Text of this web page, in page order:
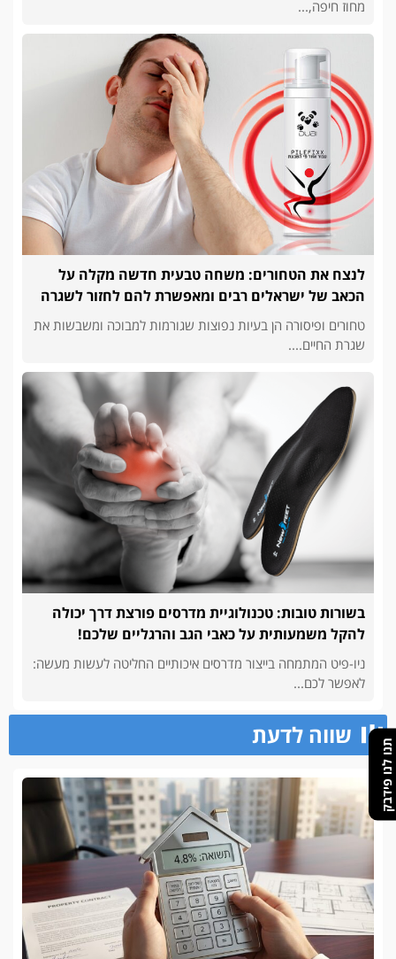
תנו לנו פידבק
מחוז חיפה,...
לנצח את הטחורים: משחה טבעית חדשה מקלה על
הכאב של ישראלים רבים ומאפשרת להם לחזור לשגרה
טחורים ופיסורה הן בעיות נפוצות שגורמות למבוכה ומשבשות את
שגרת החיים....
בשורות טובות: טכנולוגיית מדרסים פורצת דרך יכולה
להקל משמעותית על כאבי הגב והרגליים שלכם!
ניו-פיט המתמחה בייצור מדרסים איכותיים החליטה לעשות מעשה:
לאפשר לכם...
שווה לדעת